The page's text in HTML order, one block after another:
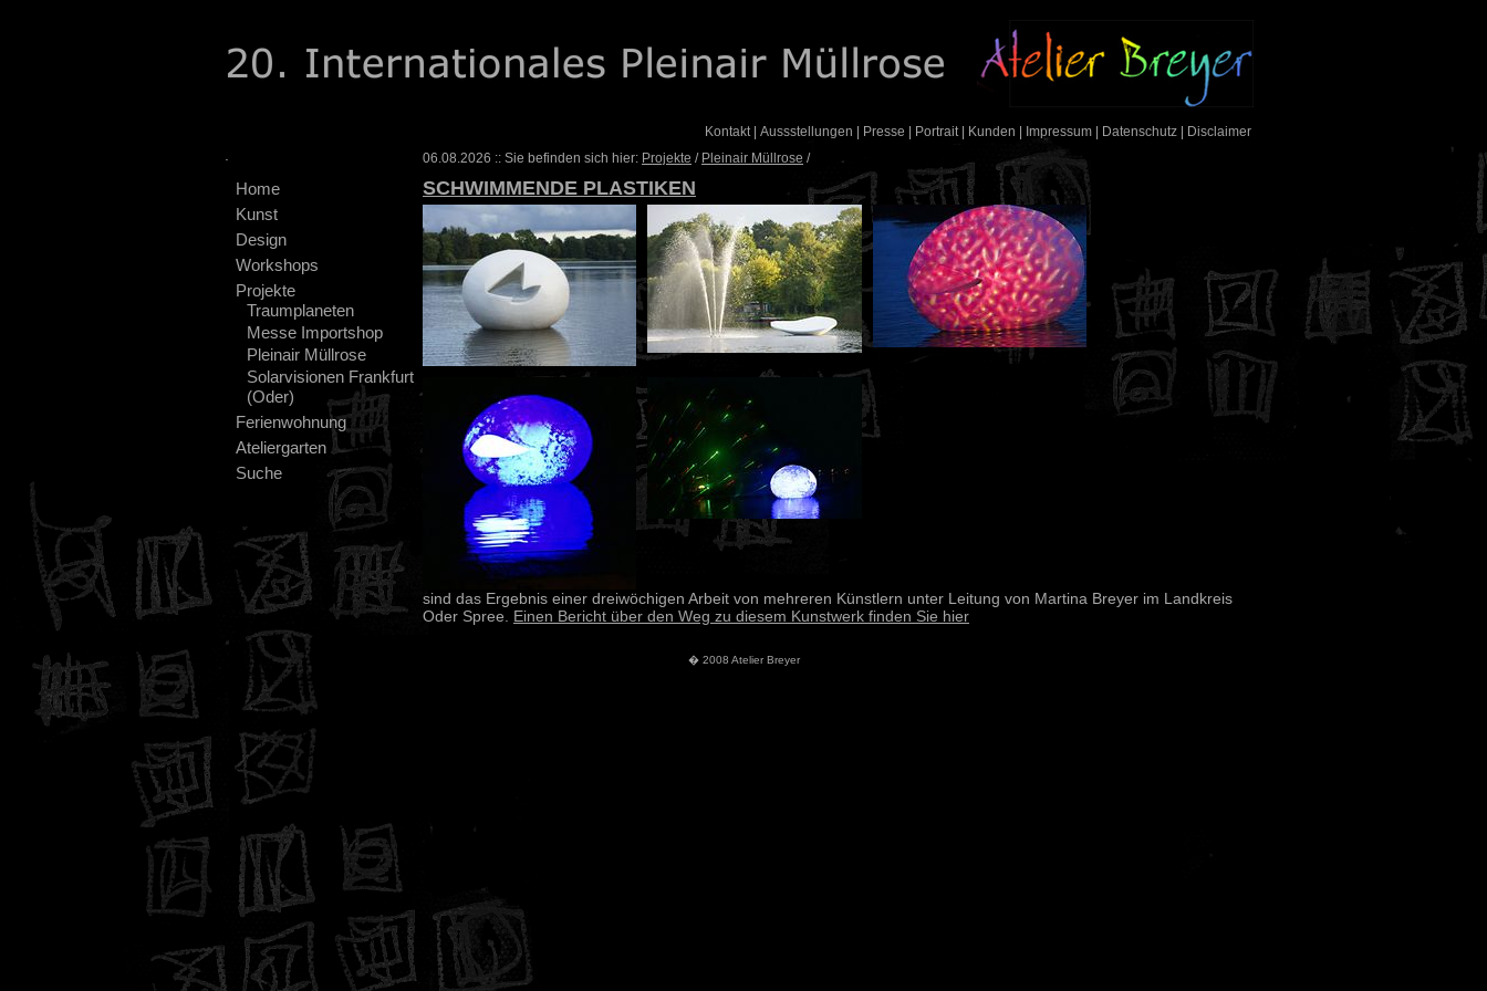
Kontakt| Aussstellungen Presse Portrait| Kunden Impressum Datenschutz Disclaimer
Home
Kunst
Design
Workshops
Projekte
Traumplaneten
Messe Importshop
Pleinair Müllrose
Solarvisionen Frankfurt
(Oder)
Ferienwohnung
Ateliergarten
Suche
06.08.2026 :: Sie befinden sich hier: Projekte / Pleinair Müllrose /
SCHWIMMENDE PLASTIKEN
sind das Ergebnis einer dreiwöchigen Arbeit von mehreren Künstlern unter Leitung von Martina Breyer im Landkreis
Oder Spree. Einen Bericht über den Weg zu diesem Kunstwerk finden Sie hier
� 2008 Atelier Breyer